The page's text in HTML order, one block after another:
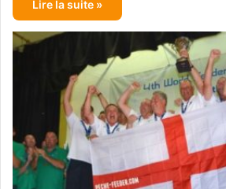
Lire la suite »